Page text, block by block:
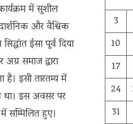
में सुशील
और वैश्विक
ईसा पूर्व दिया
समाज द्वारा
इसी तारतम्य में
इस अवसर पर
सम्मिलित हुए।
3
10
17
24
31